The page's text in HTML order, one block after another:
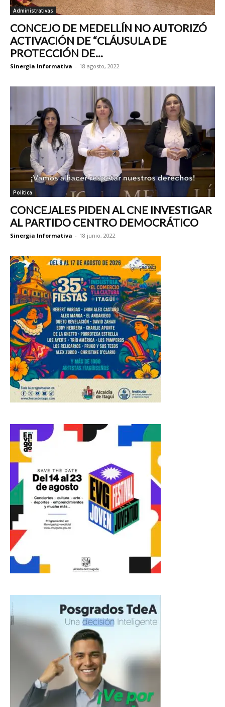
Administrativas
CONCEJO DE MEDELLÍN NO AUTORIZÓ
ACTIVACIÓN DE “CLÁUSULA DE
PROTECCIÓN DE...
Sinergia Informativa - 18 agosto, 2022
Política
CONCEJALES PIDEN AL CNE INVESTIGAR
AL PARTIDO CENTRO DEMOCRÁTICO
Sinergia Informativa - 18 junio, 2022